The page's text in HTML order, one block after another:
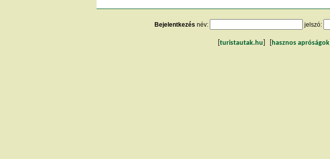
Bejelentkezés név: jelszó:
turistautak.hu hasznos apróságok